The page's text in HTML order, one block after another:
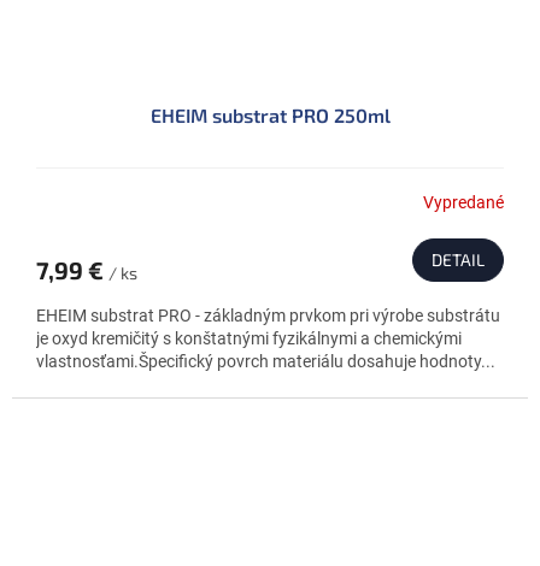
EHEIM substrat PRO 250ml
Vypredané
7,99 € / ks
DETAIL
EHEIM substrat PRO - základným prvkom pri výrobe substrátu
je oxyd kremičitý s konštatnými fyzikálnymi a chemickými
vlastnosťami.Špecifický povrch materiálu dosahuje hodnoty...